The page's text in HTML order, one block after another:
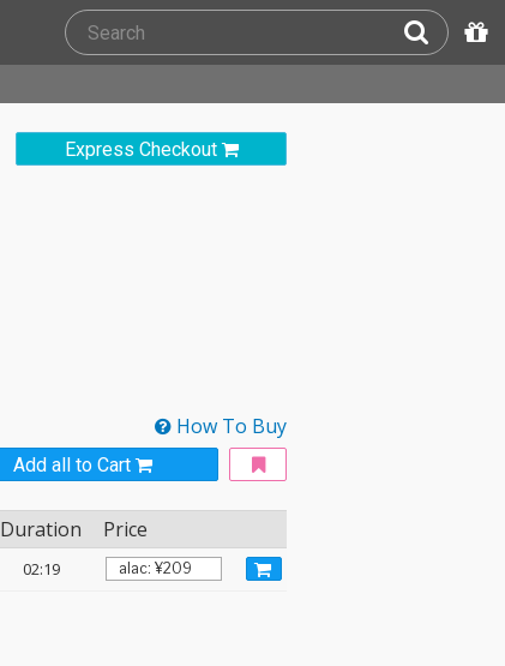
Express Checkout
How To Buy
Add all to Cart
Duration Price
02:19